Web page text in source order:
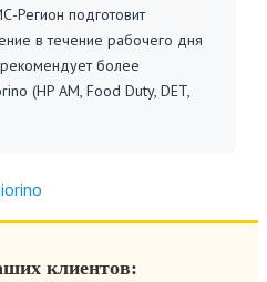
Регион подготовит
в течение рабочего дня
более
(HP AM, Food Duty, DET,
клиентов: